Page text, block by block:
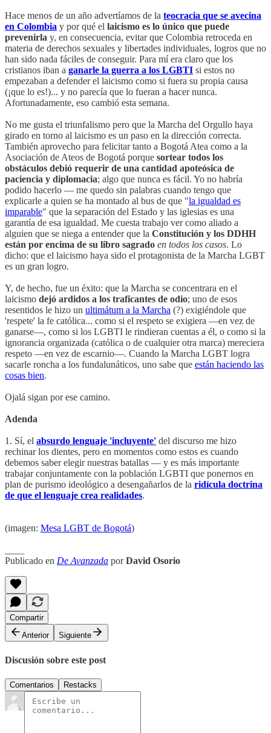
Hace menos de un año advertíamos de la teocracia que se avecina
en Colombia y por qué el laicismo es lo único que puede
prevenirla y, en consecuencia, evitar que Colombia retroceda en
materia de derechos sexuales y libertades individuales, logros que no
han sido nada fáciles de conseguir. Para mí era claro que los
cristianos iban a ganarle la guerra a los LGBTI si estos no
empezaban a defender el laicismo como si fuera su propia causa
(¡que lo es!)... y no parecía que lo fueran a hacer nunca.
Afortunadamente, eso cambió esta semana.
No me gusta el triunfalismo pero que la Marcha del Orgullo haya
girado en torno al laicismo es un paso en la dirección correcta.
También aprovecho para felicitar tanto a Bogotá Atea como a la
Asociación de Ateos de Bogotá porque sortear todos los
obstáculos debió requerir de una cantidad apoteósica de
paciencia y diplomacia; algo que nunca es fácil. Yo no habría
podido hacerlo — me quedo sin palabras cuando tengo que
explicarle a quien se ha montado al bus de que "la igualdad es
imparable" que la separación del Estado y las iglesias es una
garantía de esa igualdad. Me cuesta trabajo ver como aliado a
alguien que se niega a entender que la Constitución y los DDHH
están por encima de su libro sagrado en todos los casos. Lo
dicho: que el laicismo haya sido el protagonista de la Marcha LGBT
es un gran logro.
Y, de hecho, fue un éxito: que la Marcha se concentrara en el
laicismo dejó ardidos a los traficantes de odio; uno de esos
resentidos le hizo un ultimátum a la Marcha (?) exigiéndole que
'respete' la fe católica... como si el respeto se exigiera —en vez de
ganarse—, como si los LGBTI le rindieran cuentas a él, o como si la
ignorancia organizada (católica o de cualquier otra marca) mereciera
respeto —en vez de escarnio—. Cuando la Marcha LGBT logra
sacarle roncha a los fundalunáticos, uno sabe que están haciendo las
cosas bien.
Ojalá sigan por ese camino.
Adenda
1. Sí, el absurdo lenguaje 'incluyente' del discurso me hizo
rechinar los dientes, pero en momentos como estos es cuando
debemos saber elegir nuestras batallas — y es más importante
trabajar conjuntamente con la población LGBTI que ponernos en
plan de purismo ideológico a desengañarlos de la ridícula doctrina
de que el lenguaje crea realidades.
(imagen: Mesa LGBT de Bogotá)
Publicado en De Avanzada porDavid Osorio
Compartir
Anterior
Siguiente
Discusión sobre este post
Comentarios Restacks